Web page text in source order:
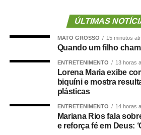
Projeto de Lei
, de autoria do deputado
SP), a matéria foiaprovada no
ano, com parecer favorável do
(PSD-MS).
Agência Senado (Reprodução
citação da Agência Senado)
Agência Senado
ÚLTIMAS
MATO GROSSO 15 minutos
Quando um filho
ENTRETENIMENTO 13 horas
Lorena Maria exibe
biquíni e mostra
plásticas
ENTRETENIMENTO 14 horas
Mariana Rios fala
e reforça fé em Deus: